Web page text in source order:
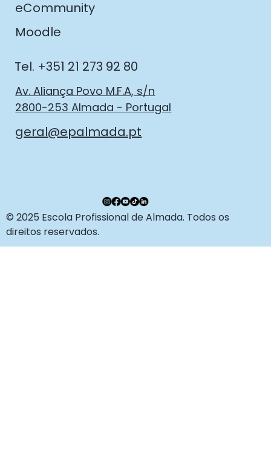
eCommunity
Moodle
Tel. +351 21 273 92 80
Av. Aliança Povo M.F.A, s/n
2800-253 Almada - Portugal
geral@epalmada.pt
© 2025 Escola Profissional de Almada. Todos os
direitos reservados.